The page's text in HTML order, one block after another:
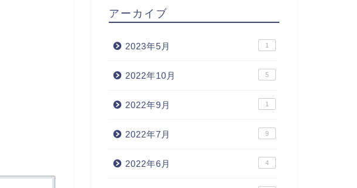
アーカイブ
2023年5月 1
2022年10月 5
2022年9月 1
2022年7月 9
2022年6月 4